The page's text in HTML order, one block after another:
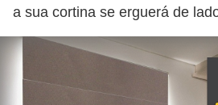
a sua cortina se erguerá de